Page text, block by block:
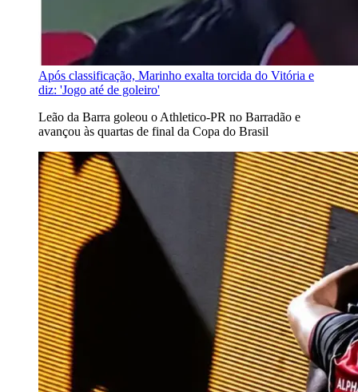
Após classificação, Marinho exalta torcida do Vitória e
diz: 'Jogo até de goleiro'
Leão da Barra goleou o Athletico-PR no Barradão e
avançou às quartas de final da Copa do Brasil